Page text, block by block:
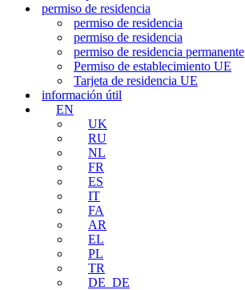
permiso de residencia
permiso de residencia
permiso de residencia
permiso de residencia permanente
Permiso de establecimiento UE
Tarjeta de residencia UE
información útil
EN
UK
RU
NL
FR
ES
IT
FA
AR
EL
PL
TR
DE_DE